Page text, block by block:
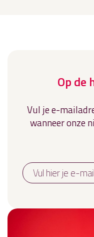
Op de
Vul je e-
wanneer onze